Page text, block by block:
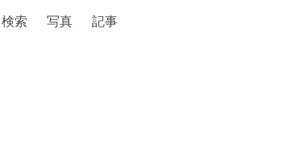
検索 写真 記事